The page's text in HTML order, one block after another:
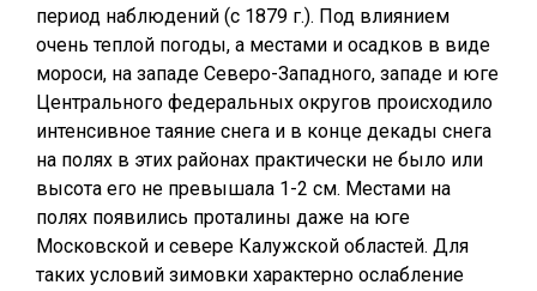
период наблюдений (с 1879 г.). Под влиянием
очень теплой погоды, а местами и осадков в виде
мороси, на западе Северо-Западного, западе и юге
Центрального федеральных округов происходило
интенсивное таяние снега и в конце декады снега
на полях в этих районах практически не было или
высота его не превышала 1-2 см. Местами на
полях появились проталины даже на юге
Московской и севере Калужской областей. Для
таких условий зимовки характерно ослабление